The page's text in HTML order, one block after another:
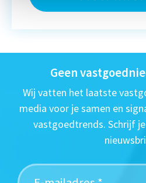
Geen
Wij vatten het laatste
media voor je samen en
vastgoedtrends. Schrijf